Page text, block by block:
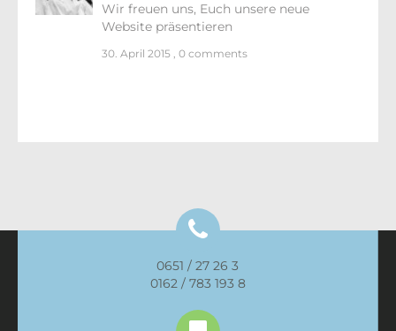
Wir freuen uns, Euch unsere neue
Website präsentieren
30. April 2015 , 0 comments
0651 / 27 26 3
0162 / 783 193 8